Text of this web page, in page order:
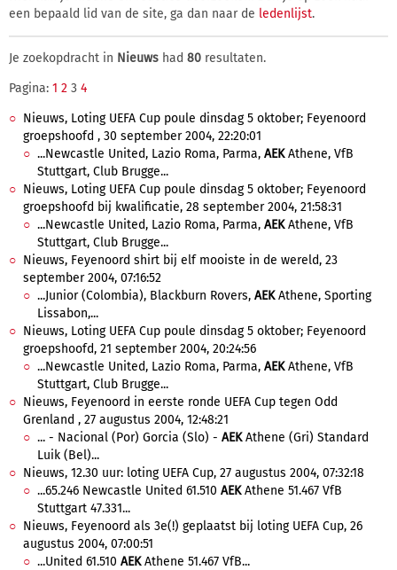
een bepaald lid van de site, ga dan naar de ledenlijst.
Je zoekopdracht in Nieuws had 80 resultaten.
Pagina: 1 2 3 4
Nieuws, Loting UEFA Cup poule dinsdag 5 oktober; Feyenoord
groepshoofd , 30 september 2004, 22:20:01
...Newcastle United, Lazio Roma, Parma, AEKAthene, VfB
Stuttgart, Club Brugge...
Nieuws, Loting UEFA Cup poule dinsdag 5 oktober; Feyenoord
groepshoofd bij kwalificatie, 28 september 2004, 21:58:31
...Newcastle United, Lazio Roma, Parma, AEKAthene, VfB
Stuttgart, Club Brugge...
Nieuws, Feyenoord shirt bij elf mooiste in de wereld, 23
september 2004, 07:16:52
...Junior (Colombia), Blackburn Rovers, AEKAthene, Sporting
Lissabon,...
Nieuws, Loting UEFA Cup poule dinsdag 5 oktober; Feyenoord
groepshoofd, 21 september 2004, 20:24:56
...Newcastle United, Lazio Roma, Parma, AEKAthene, VfB
Stuttgart, Club Brugge...
Nieuws, Feyenoord in eerste ronde UEFA Cup tegen Odd
Grenland , 27 augustus 2004, 12:48:21
... - Nacional (Por) Gorcia (Slo) - AEKAthene (Gri) Standard
Luik (Bel)...
Nieuws, 12.30 uur: loting UEFA Cup, 27 augustus 2004, 07:32:18
...65.246 Newcastle United 61.510 AEKAthene 51.467 VfB
Stuttgart 47.331...
Nieuws, Feyenoord als 3e(!) geplaatst bij loting UEFA Cup, 26
augustus 2004, 07:00:51
...United 61.510 AEKAthene 51.467 VfB...